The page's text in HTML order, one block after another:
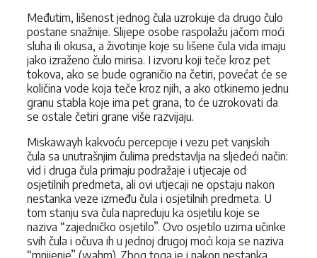
Međutim, lišenost jednog čula uzrokuje da drugo čulo
postane snažnije. Slijepe osobe raspolažu jačom moći
sluha ili okusa, a životinje koje su lišene čula vida imaju
jako izraženo čulo mirisa. I izvoru koji teče kroz pet
tokova, ako se bude ograničio na četiri, povećat će se
količina vode koja teče kroz njih, a ako otkinemo jednu
granu stabla koje ima pet grana, to će uzrokovati da
se ostale četiri grane više razvijaju.
Miskawayh kakvoću percepcije i vezu pet vanjskih
čula sa unutrašnjim čulima predstavlja na sljedeći način:
vid i druga čula primaju podražaje i utjecaje od
osjetilnih predmeta, ali ovi utjecaji ne opstaju nakon
nestanka veze između čula i osjetilnih predmeta. U
tom stanju sva čula napreduju ka osjetilu koje se
naziva “zajedničko osjetilo”. Ovo osjetilo uzima učinke
svih čula i očuva ih u jednoj drugoj moći koja se naziva
“mnijenje” (wahm). Zbog toga je i nakon nestanka